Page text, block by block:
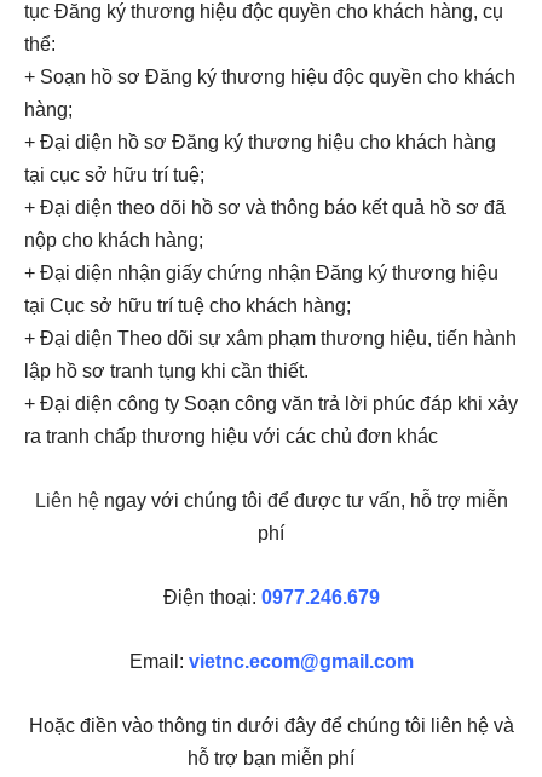
tục Đăng ký thương hiệu độc quyền cho khách hàng, cụ
thể:
+ Soạn hồ sơ Đăng ký thương hiệu độc quyền cho khách
hàng;
+ Đại diện hồ sơ Đăng ký thương hiệu cho khách hàng
tại cục sở hữu trí tuệ;
+ Đại diện theo dõi hồ sơ và thông báo kết quả hồ sơ đã
nộp cho khách hàng;
+ Đại diện nhận giấy chứng nhận Đăng ký thương hiệu
tại Cục sở hữu trí tuệ cho khách hàng;
+ Đại diện Theo dõi sự xâm phạm thương hiệu, tiến hành
lập hồ sơ tranh tụng khi cần thiết.
+ Đại diện công ty Soạn công văn trả lời phúc đáp khi xảy
ra tranh chấp thương hiệu với các chủ đơn khác
Liên hệngay với chúng tôi để được tư vấn, hỗ trợ miễn
phí
Điện thoại: 0977.246.679
Email: vietnc.ecom@gmail.com
Hoặc điền vào thông tin dưới đây để chúng tôi liên hệ và
hỗ trợ bạn miễn phí